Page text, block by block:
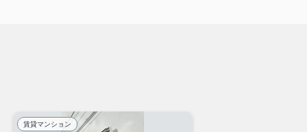
賃貸マンション